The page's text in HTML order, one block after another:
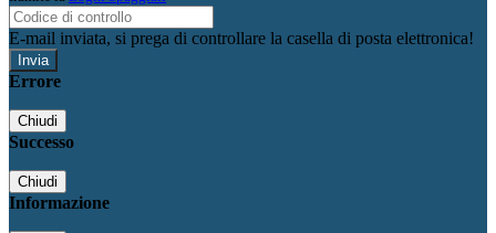
E-mail inviata, si prega di controllare la casella di posta elettronica!
Errore
Chiudi
Successo
Chiudi
Informazione